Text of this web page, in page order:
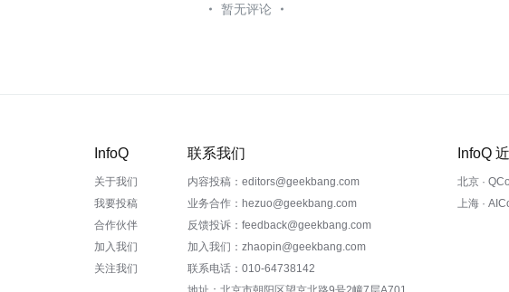
暂无评论
InfoQ
关于我们
我要投稿
合作伙伴
加入我们
关注我们
联系我们
内容投稿：editors@geekbang.com
业务合作：hezuo@geekbang.com
反馈投诉：feedback@geekbang.com
加入我们：zhaopin@geekbang.com
联系电话：010-64738142
InfoQ
北京 ·
上海 ·